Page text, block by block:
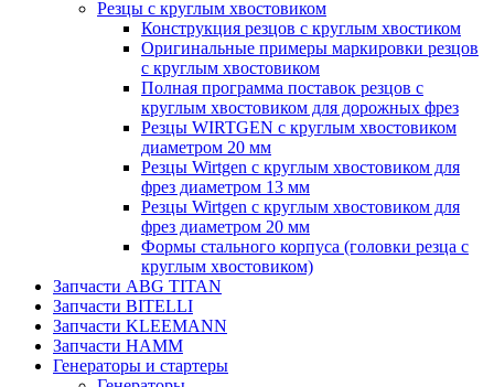
Резцы с круглым хвостовиком
Конструкция резцов с круглым хвостиком
Оригинальные примеры маркировки резцов
с круглым хвостовиком
Полная программа поставок резцов с
круглым хвостовиком для дорожных фрез
Резцы WIRTGEN с круглым хвостовиком
диаметром 20 мм
Резцы Wirtgen с круглым хвостовиком для
фрез диаметром 13 мм
Резцы Wirtgen с круглым хвостовиком для
фрез диаметром 20 мм
Формы стального корпуса (головки резца с
круглым хвостовиком)
Запчасти ABG TITAN
Запчасти BITELLI
Запчасти KLEEMANN
Запчасти HAMM
Генераторы и стартеры